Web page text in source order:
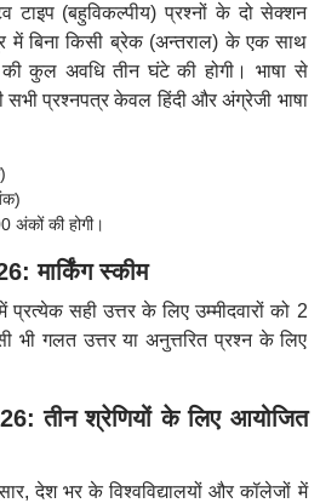
टाइप (बहुविकल्पीय) प्रश्नों के दो सेक्शन
में बिना किसी ब्रेक (अन्तराल) के एक साथ
की कुल अवधि तीन घंटे की होगी। भाषा से
सभी प्रश्नपत्र केवल हिंदी और अंग्रेजी भाषा
अंकों की होगी।
मार्किंग स्कीम
सही उत्तर के लिए उम्मीदवारों को 2
भी गलत उत्तर या अनुत्तरित प्रश्न के लिए
तीन श्रेणियों के लिए आयोजित
देश भर के विश्वविद्यालयों और कॉलेजों में